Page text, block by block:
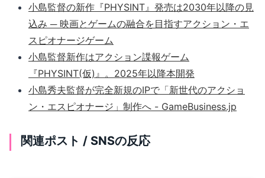
小島監督の新作『PHYSINT』発売は2030年以降の見
込み ─ 映画とゲームの融合を目指すアクション・エ
スピオナージゲーム
小島監督新作はアクション諜報ゲーム
『PHYSINT(仮)』。2025年以降本開発
小島秀夫監督が完全新規のIPで「新世代のアクショ
ン・エスピオナージ」制作へ - GameBusiness.jp
関連ポスト / SNSの反応